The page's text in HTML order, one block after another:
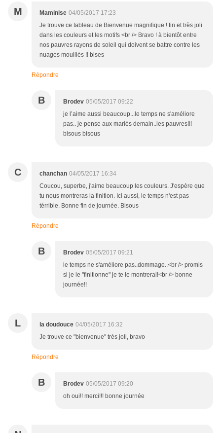
M Maminise 04/05/2017 17:23
Je trouve ce tableau de Bienvenue magnifique ! fin et très joli
dans les couleurs et les motifs <br /> Bravo ! à bientôt entre
nos pauvres rayons de soleil qui doivent se battre contre les
nuages mouillés !! bises
Répondre
B Brodev 05/05/2017 09:22
je l’aime aussi beaucoup...le temps ne s'améliore
pas.. je pense aux mariés demain..les pauvres!!!
bisous bisous
C chanchan 04/05/2017 16:34
Coucou, superbe, j'aime beaucoup les couleurs. J'espère que
tu nous montreras la finition. Ici aussi, le temps n'est pas
térrible. Bonne fin de journée. Bisous
Répondre
B Brodev 05/05/2017 09:21
le temps ne s'améliore pas..dommage..<br /> promis
si je le "finitionne" je te le montrerai!<br /> bonne
journée!!
L la doudouce 04/05/2017 16:32
Je trouve ce "bienvenue" très joli, bravo
Répondre
B Brodev 05/05/2017 09:20
oh oui!! merci!!! bonne journée